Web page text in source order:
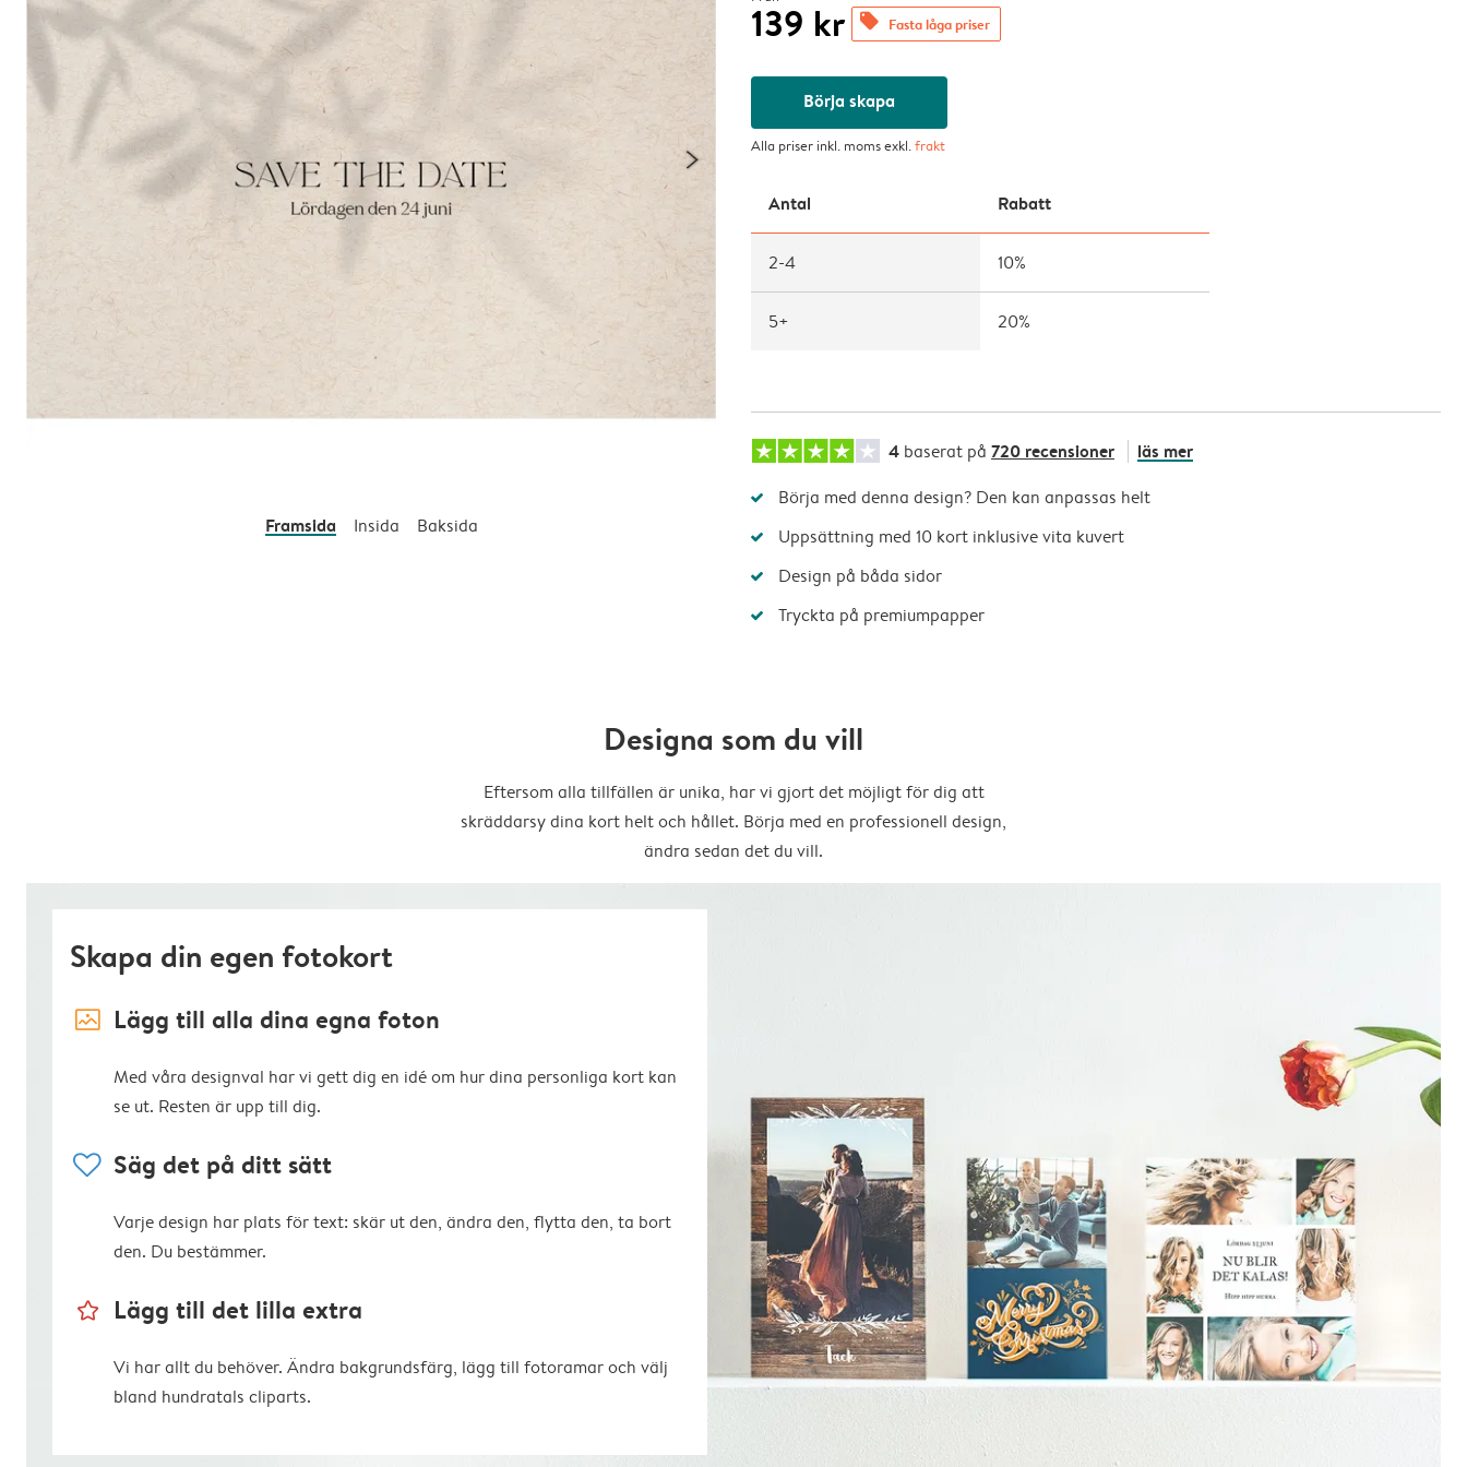
Framsida Insida Baksida
139 kr offers Fasta låga priser
Börja skapa
Alla priser inkl. moms exkl.frakt
Antal Rabatt
2-4 10%
5+ 20%
4 baserat på 720 recensioner läs mer
Börja med denna design? Den kan anpassas helt
Uppsättning med 10 kort inklusive vita kuvert
Design på båda sidor
Tryckta på premiumpapper
Designa som du vill
Eftersom alla tillfällen är unika, har vi gjort det möjligt för dig att
skräddarsy dina kort helt och hållet. Börja med en professionell design,
ändra sedan det du vill.
Skapa din egen fotokort
image_placeholder Lägg till alla dina egna foton
Med våra designval har vi gett dig en idé om hur dina personliga kort kan
se ut. Resten är upp till dig.
heart Säg det på ditt sätt
Varje design har plats för text: skär ut den, ändra den, flytta den, ta bort
den. Du bestämmer.
star_outline Lägg till det lilla extra
Vi har allt du behöver. Ändra bakgrundsfärg, lägg till fotoramar och välj
bland hundratals cliparts.